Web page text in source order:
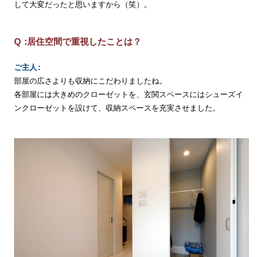
して大変だったと思いますから（笑）。
居住空間で重視したことは？
ご主人
部屋の広さよりも収納にこだわりましたね。
各部屋には大きめのクローゼットを、玄関スペースにはシューズイ
ンクローゼットを設けて、収納スペースを充実させました。